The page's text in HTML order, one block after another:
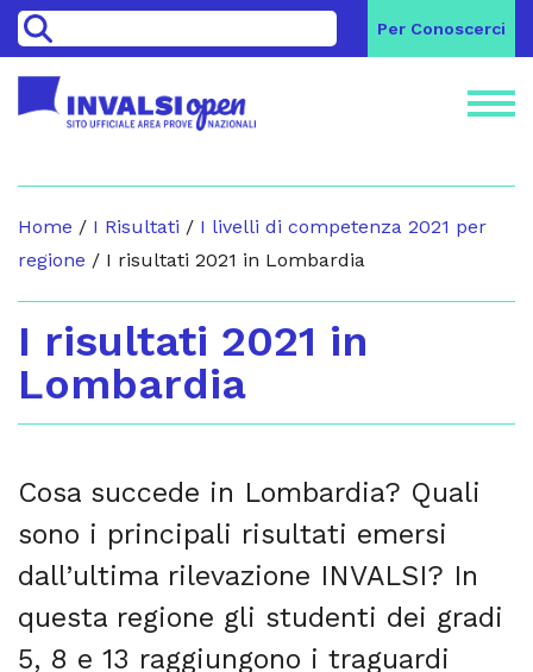
> Per Conoscerci
Home / I Risultati / I livelli di competenza 2021 per
regione / I risultati 2021 in Lombardia
I risultati 2021 in
Lombardia
Cosa succede in Lombardia? Quali
sono i principali risultati emersi
dall’ultima rilevazione INVALSI? In
questa regione gli studenti dei gradi
5, 8 e 13 raggiungono i traguardi